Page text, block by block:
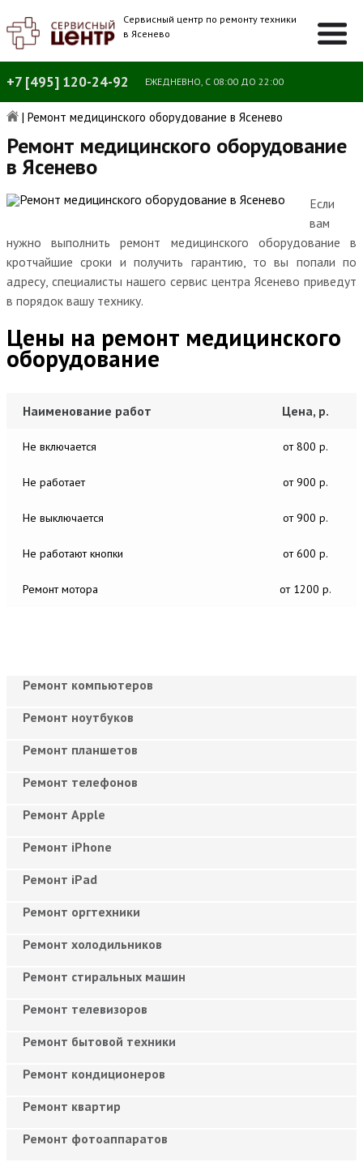
Сервисный центр по ремонту техники
в Ясенево
+7 [495] 120-24-92 ЕЖЕДНЕВНО, С 08:00 ДО 22:00
| Ремонт медицинского оборудование в Ясенево
Ремонт медицинского оборудование
в Ясенево
Если
вам
нужно выполнить ремонт медицинского оборудование в
кротчайшие сроки и получить гарантию, то вы попали по
адресу, специалисты нашего сервис центра Ясенево приведут
в порядок вашу технику.
Цены на ремонт медицинского
оборудование
Наименование работ Цена, р.
Не включается от 800 р.
Не работает от 900 р.
Не выключается от 900 р.
Не работают кнопки от 600 р.
Ремонт мотора от 1200 р.
Ремонт компьютеров
Ремонт ноутбуков
Ремонт планшетов
Ремонт телефонов
Ремонт Apple
Ремонт iPhone
Ремонт iPad
Ремонт оргтехники
Ремонт холодильников
Ремонт стиральных машин
Ремонт телевизоров
Ремонт бытовой техники
Ремонт кондиционеров
Ремонт квартир
Ремонт фотоаппаратов